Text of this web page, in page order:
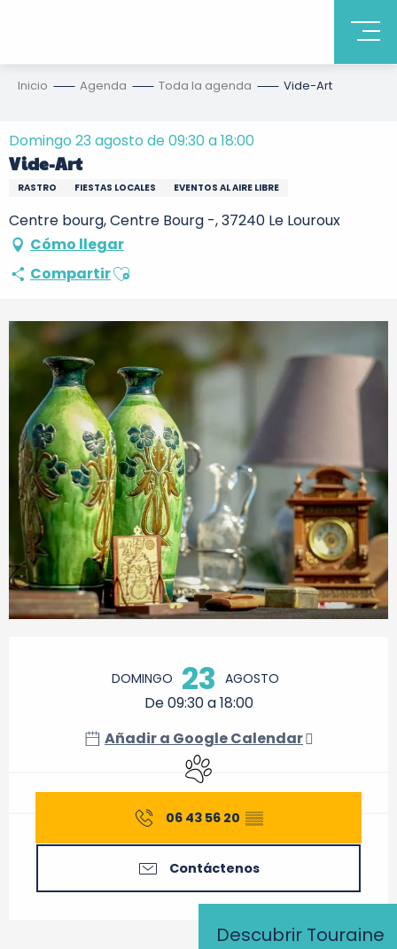
Descubrir Touraine
Inicio Agenda Toda la agenda Vide-Art
Domingo 23 agosto de 09:30 a 18:00
Vide-Art
RASTRO FIESTAS LOCALES EVENTOS AL AIRE LIBRE
Centre bourg, Centre Bourg -, 37240 Le Louroux
Cómo llegar
CompartirAjouter aux favoris
DOMINGO 23 AGOSTO
De 09:30 a 18:00
Añadir a Google Calendar
Se aceptan animales
06 43 56 20 ▒▒
Contáctenos